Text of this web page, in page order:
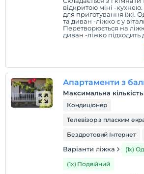
Правила готелю
En erken saat 14:00 ve sonrası
Останній 11:00 і раніше
домашня тварина
Домашні тварини заборонені
куріння
кімнати для некурящих
Години реєстрації
Заїзд можливий з 08:00 до 23:00
відкритою міні -
для приготування їжі.
та диван -ліжко є у
Перетворюється на
диван -ліжко підходить
може не забезпечити
Максимальна
Кондиціонер
Телевізор з пласким
Бездротовий Інтернет
Варіанти ліжка
(1x)
(1x) Подвійний